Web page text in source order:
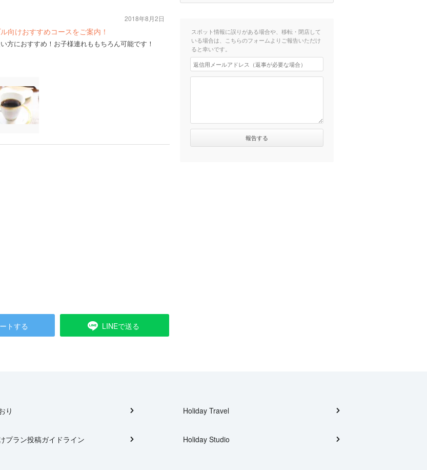
向けおすすめコースをご案内！
方におすすめ！お子様連れももちろん可能です！
2018年8月2日
トする LINEで送る
スポット情報に誤りがある場合や、移転・閉店して
いる場合は、こちらのフォームよりご報告いただけ
ると幸いです。
り
プラン投稿ガイドライン
Holiday Travel
Holiday Studio